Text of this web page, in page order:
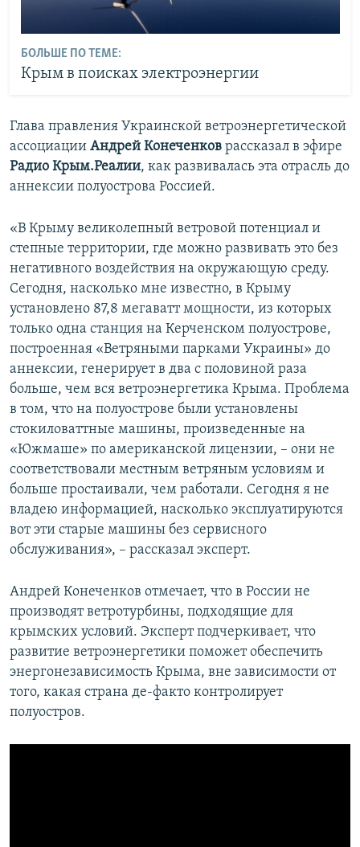
БОЛЬШЕ ПО ТЕМЕ:
Крым в поисках электроэнергии
Глава правления Украинской ветроэнергетической
ассоциации Андрей Конеченков рассказал в эфире
Радио Крым.Реалии, как развивалась эта отрасль до
аннексии полуострова Россией.
«В Крыму великолепный ветровой потенциал и
степные территории, где можно развивать это без
негативного воздействия на окружающую среду.
Сегодня, насколько мне известно, в Крыму
установлено 87,8 мегаватт мощности, из которых
только одна станция на Керченском полуострове,
построенная «Ветряными парками Украины» до
аннексии, генерирует в два с половиной раза
больше, чем вся ветроэнергетика Крыма. Проблема
в том, что на полуострове были установлены
стокиловаттные машины, произведенные на
«Южмаше» по американской лицензии, – они не
соответствовали местным ветряным условиям и
больше простаивали, чем работали. Сегодня я не
владею информацией, насколько эксплуатируются
вот эти старые машины без сервисного
обслуживания», – рассказал эксперт.
Андрей Конеченков отмечает, что в России не
производят ветротурбины, подходящие для
крымских условий. Эксперт подчеркивает, что
развитие ветроэнергетики поможет обеспечить
энергонезависимость Крыма, вне зависимости от
того, какая страна де-факто контролирует
полуостров.